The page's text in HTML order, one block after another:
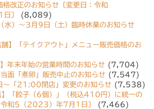
格改正のお知らせ〔変更日：令和
〕
(8,089)
水）〜3月9日（土）臨時休業のお知らせ
】「テイクアウト」メニュー販売価格のお
年末年始の営業時間のお知らせ (7,704)
当面「煮卵」販売中止のお知らせ (7,547)
〜「21:00閉店」変更のお知らせ (7,538)
】「餃子（6個）」（税込410円）に統一の
令和5（2023）年7月1日〕
(7,466)